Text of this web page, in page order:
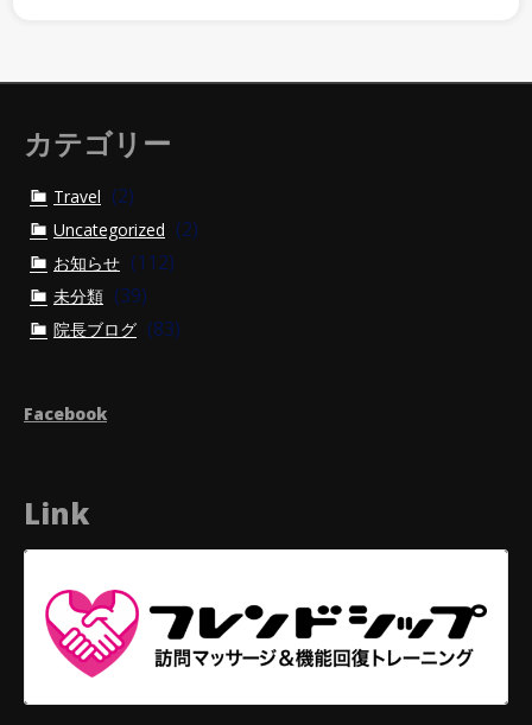
カテゴリー
Travel (2)
Uncategorized (2)
お知らせ (112)
未分類 (39)
院長ブログ (83)
Facebook
Link